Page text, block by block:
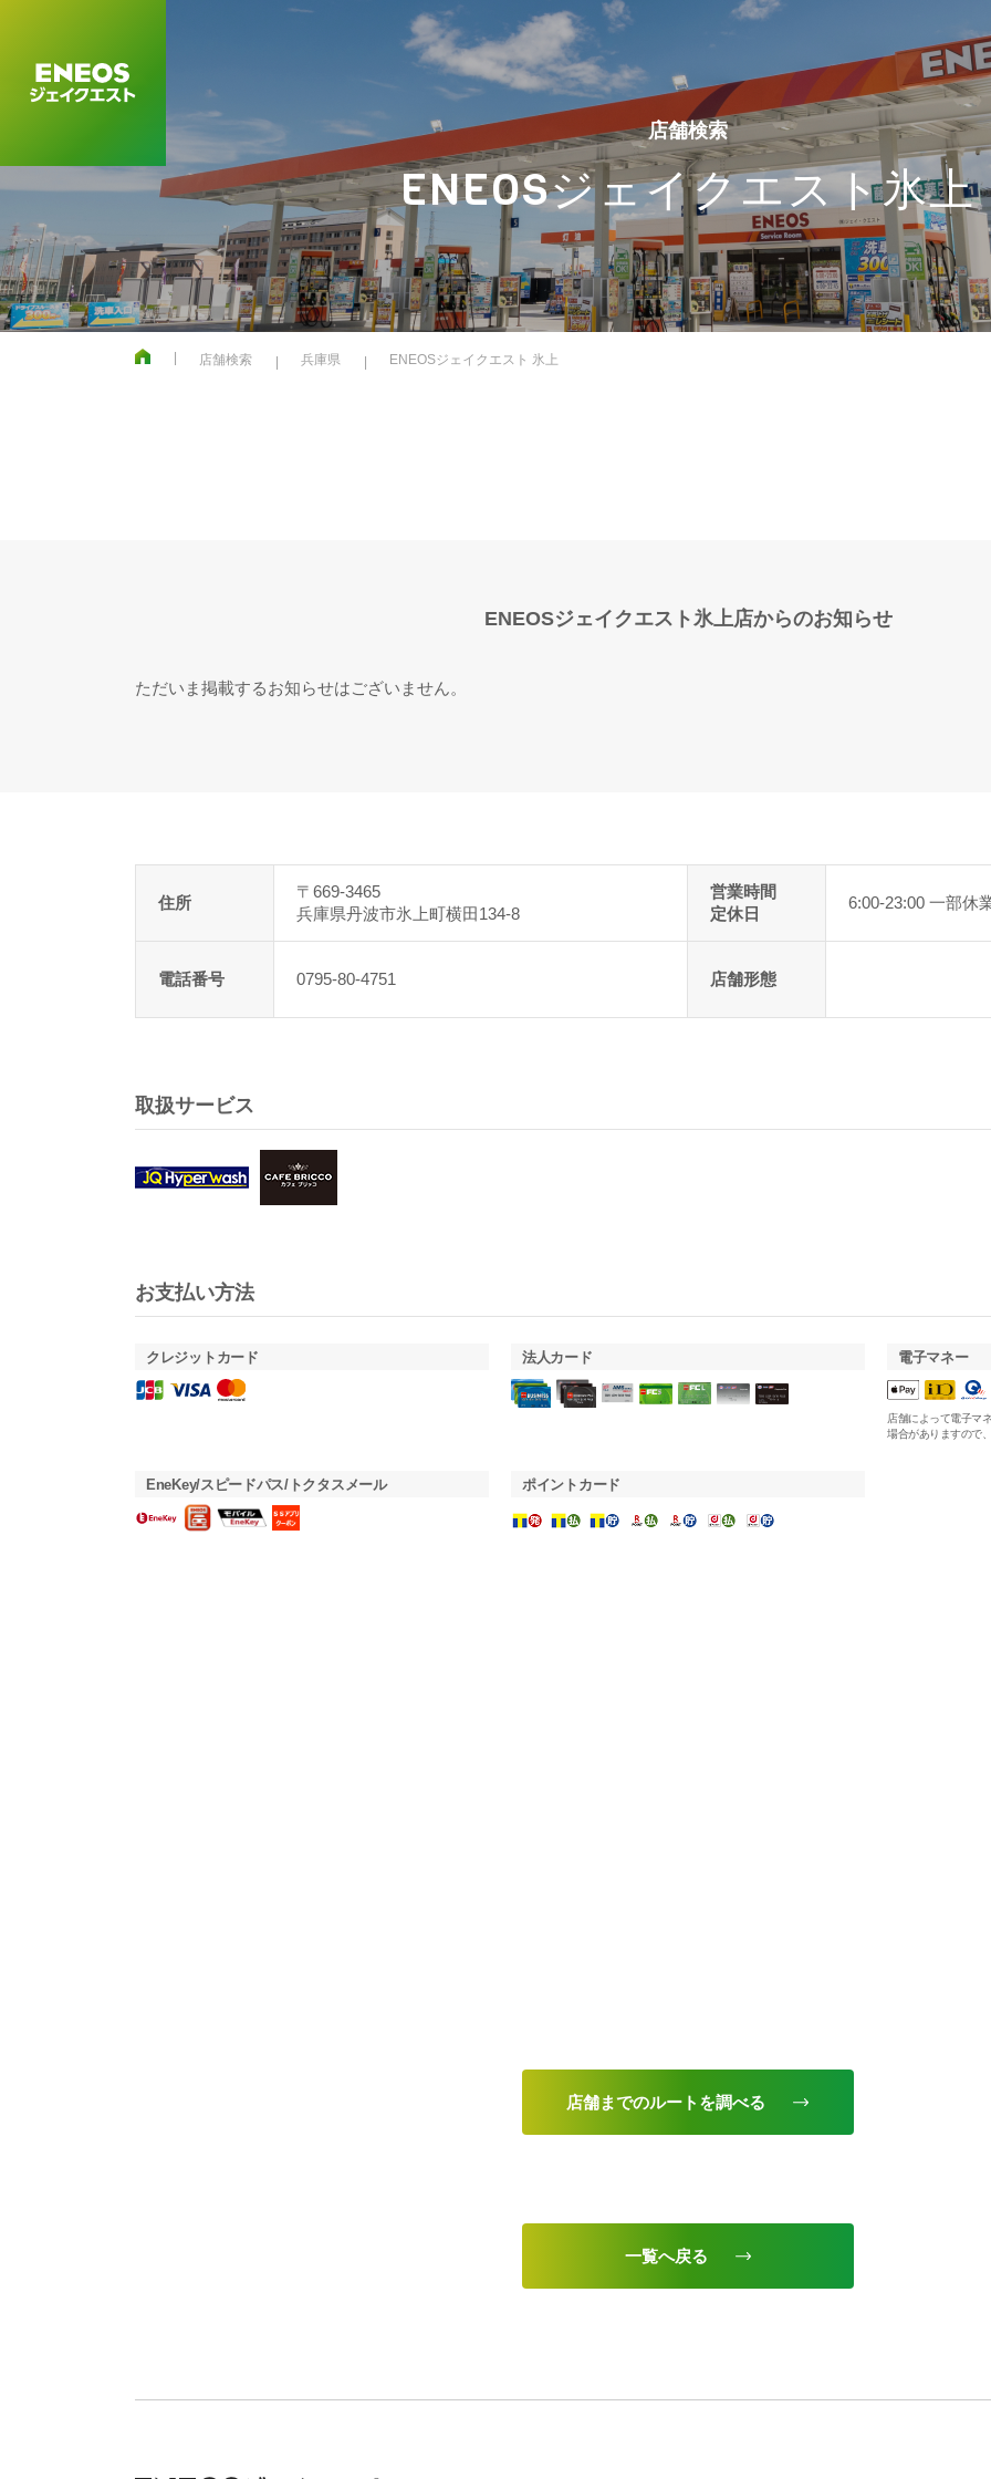
店舗検索
ENEOSジェイクエスト氷上
店舗検索 兵庫県 ENEOSジェイクエスト 氷上
ENEOSジェイクエスト氷上店からのお知らせ
ただいま掲載するお知らせはございません。
住所
〒669-3465
兵庫県丹波市氷上町横田134-8
営業時間
定休日
6:00-23:00 一部休
電話番号 0795-80-4751 店舗形態
取扱サービス
お支払い方法
クレジットカード 法人カード 電子マネー
店舗によって電子マ
場合がありますので
EneKey/スピードパス/トクタスメール ポイントカード
店舗までのルートを調べる
一覧へ戻る